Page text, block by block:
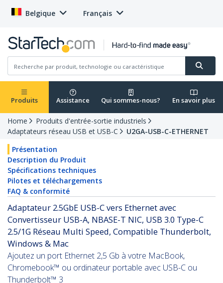
Belgique Français
Produits Assistance Qui sommes-nous? En savoir plus
Home
Produits d'entrée-sortie industriels
Adaptateurs réseau USB et USB-C
U2GA-USB-C-ETHERNET
Présentation
Description du Produit
Spécifications techniques
Pilotes et téléchargements
FAQ & conformité
Adaptateur 2.5GbE USB-C vers Ethernet avec
Convertisseur USB-A, NBASE-T NIC, USB 3.0 Type-C
2.5/1G Réseau Multi Speed, Compatible Thunderbolt,
Windows & Mac
Ajoutez un port Ethernet 2,5 Gb à votre MacBook,
Chromebook™ ou ordinateur portable avec USB-C ou
Thunderbolt™ 3